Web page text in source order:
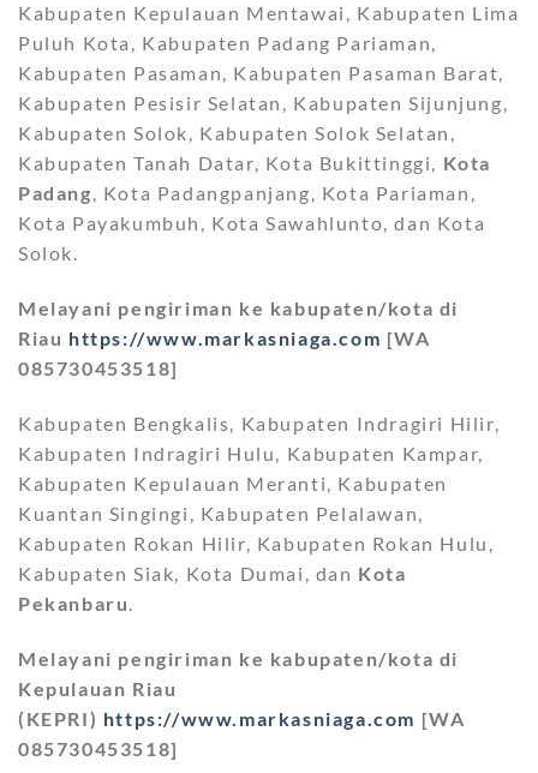
Kabupaten Kepulauan Mentawai, Kabupaten Lima
Puluh Kota, Kabupaten Padang Pariaman,
Kabupaten Pasaman, Kabupaten Pasaman Barat,
Kabupaten Pesisir Selatan, Kabupaten Sijunjung,
Kabupaten Solok, Kabupaten Solok Selatan,
Kabupaten Tanah Datar, Kota Bukittinggi, Kota
Padang, Kota Padangpanjang, Kota Pariaman,
Kota Payakumbuh, Kota Sawahlunto, dan Kota
Solok.
Melayani pengiriman ke kabupaten/kota di
Riau https://www.markasniaga.com [WA
085730453518]
Kabupaten Bengkalis, Kabupaten Indragiri Hilir,
Kabupaten Indragiri Hulu, Kabupaten Kampar,
Kabupaten Kepulauan Meranti, Kabupaten
Kuantan Singingi, Kabupaten Pelalawan,
Kabupaten Rokan Hilir, Kabupaten Rokan Hulu,
Kabupaten Siak, Kota Dumai, dan Kota
Pekanbaru.
Melayani pengiriman ke kabupaten/kota di
Kepulauan Riau
(KEPRI) https://www.markasniaga.com [WA
085730453518]